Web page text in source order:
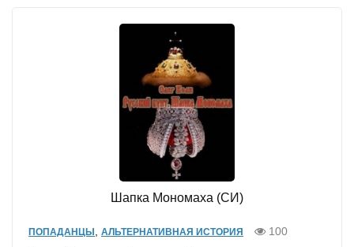
Шапка Мономаха (СИ)
ПОПАДАНЦЫ АЛЬТЕРНАТИВНАЯ ИСТОРИЯ
100